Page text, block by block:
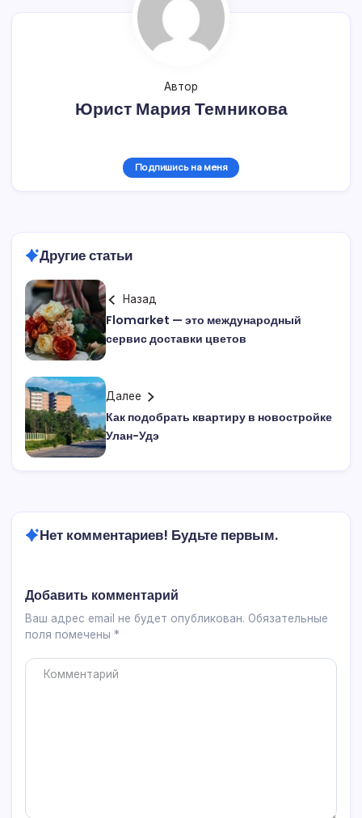
Автор
Юрист Мария Темникова
Подпишись на меня
Другие статьи
Назад
Flomarket — это международный
сервис доставки цветов
Далее
Как подобрать квартиру в новостройке
Улан-Удэ
Нет комментариев! Будьте первым.
Добавить комментарий
Ваш адрес email не будет опубликован. Обязательные
поля помечены *